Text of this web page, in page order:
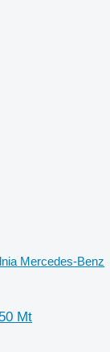
Mercedes-Benz
Mt